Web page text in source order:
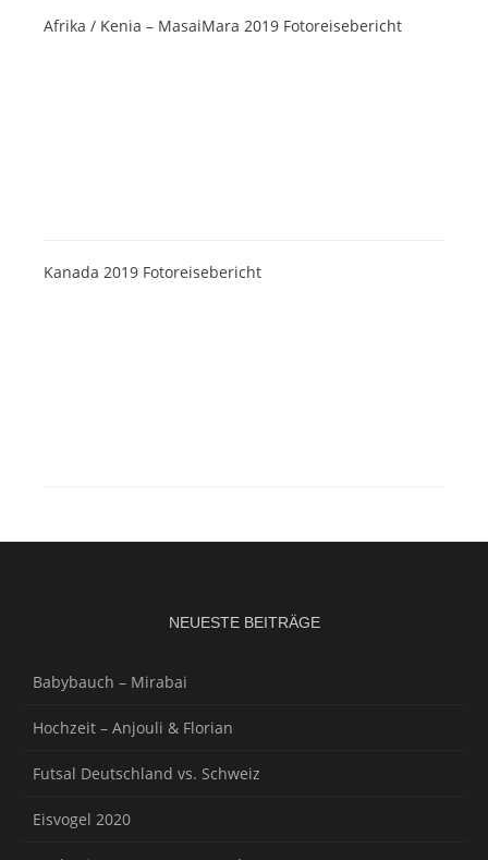
Afrika / Kenia – MasaiMara 2019 Fotoreisebericht
Kanada 2019 Fotoreisebericht
NEUESTE BEITRÄGE
Babybauch – Mirabai
Hochzeit – Anjouli & Florian
Futsal Deutschland vs. Schweiz
Eisvogel 2020